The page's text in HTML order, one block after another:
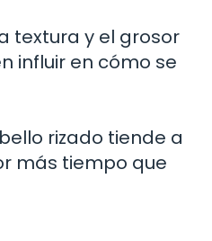
textura y el grosor
influir en cómo se
rizado tiende a
más tiempo que